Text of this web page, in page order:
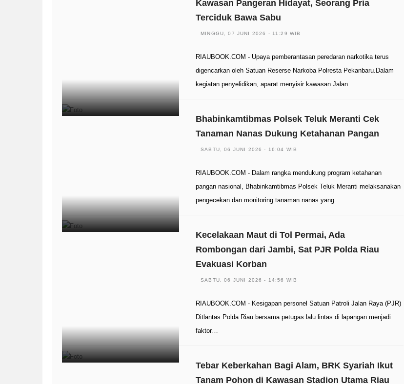
Kawasan Pangeran Hidayat, Seorang Pria
Terciduk Bawa Sabu
MINGGU, 07 JUNI 2026 - 11:29 WIB
RIAUBOOK.COM - Upaya pemberantasan peredaran narkotika terus
digencarkan oleh Satuan Reserse Narkoba Polresta Pekanbaru.Dalam
kegiatan penyelidikan, aparat menyisir kawasan Jalan…
Bhabinkamtibmas Polsek Teluk Meranti Cek
Tanaman Nanas Dukung Ketahanan Pangan
SABTU, 06 JUNI 2026 - 16:04 WIB
RIAUBOOK.COM - Dalam rangka mendukung program ketahanan
pangan nasional, Bhabinkamtibmas Polsek Teluk Meranti melaksanakan
pengecekan dan monitoring tanaman nanas yang…
Kecelakaan Maut di Tol Permai, Ada
Rombongan dari Jambi, Sat PJR Polda Riau
Evakuasi Korban
SABTU, 06 JUNI 2026 - 14:56 WIB
RIAUBOOK.COM - Kesigapan personel Satuan Patroli Jalan Raya (PJR)
Ditlantas Polda Riau bersama petugas lalu lintas di lapangan menjadi
faktor…
Tebar Keberkahan Bagi Alam, BRK Syariah Ikut
Tanam Pohon di Kawasan Stadion Utama Riau